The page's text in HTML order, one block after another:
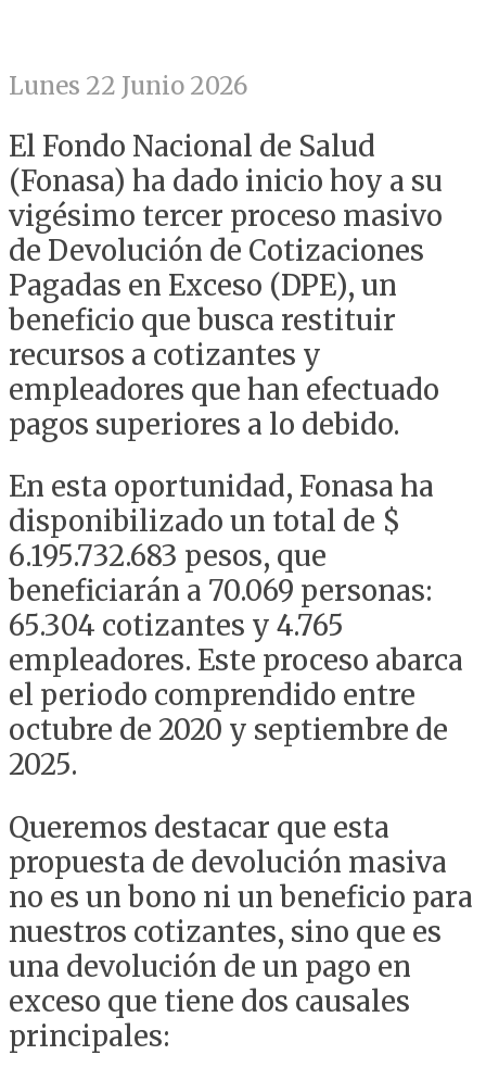
Lunes 22 Junio 2026
El Fondo Nacional de Salud
(Fonasa) ha dado inicio hoy a su
vigésimo tercer proceso masivo
de Devolución de Cotizaciones
Pagadas en Exceso (DPE), un
beneficio que busca restituir
recursos a cotizantes y
empleadores que han efectuado
pagos superiores a lo debido.
En esta oportunidad, Fonasa ha
disponibilizado un total de $
6.195.732.683 pesos, que
beneficiarán a 70.069 personas:
65.304 cotizantes y 4.765
empleadores. Este proceso abarca
el periodo comprendido entre
octubre de 2020 y septiembre de
2025.
Queremos destacar que esta
propuesta de devolución masiva
no es un bono ni un beneficio para
nuestros cotizantes, sino que es
una devolución de un pago en
exceso que tiene dos causales
principales: